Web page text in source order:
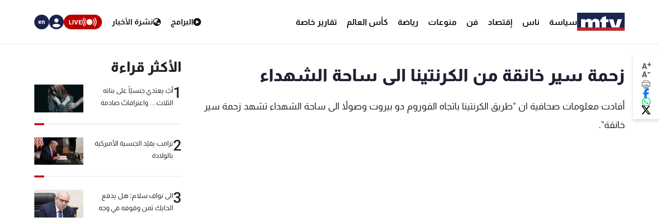
سياسة ناس إقتصاد فن منوعات رياضة كأس العالم تقارير خاصة البرامج نشرة الأخبار LIVE
en
A+
A- زحمة سير خانقة من الكرنتينا الى ساحة الشهداء
أفادت معلومات صحافية ان "طريق الكرنتينا باتجاه الفوروم دو بيروت وصولاً الى ساحة الشهداء تشهد زحمة سير
خانقة".
الأكثر قراءة
1أبٌ يعتدي جنسيّاً على بناته
الثلاث… واعترافاتٌ صادمة
2ترامب يقيّد الجنسية الأميركية
بالولادة
3الى نواف سلام: هل يدفع
الحايك ثمن وقوفه في وجه